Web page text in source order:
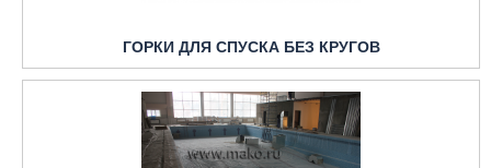
ГОРКИ ДЛЯ СПУСКА БЕЗ КРУГОВ